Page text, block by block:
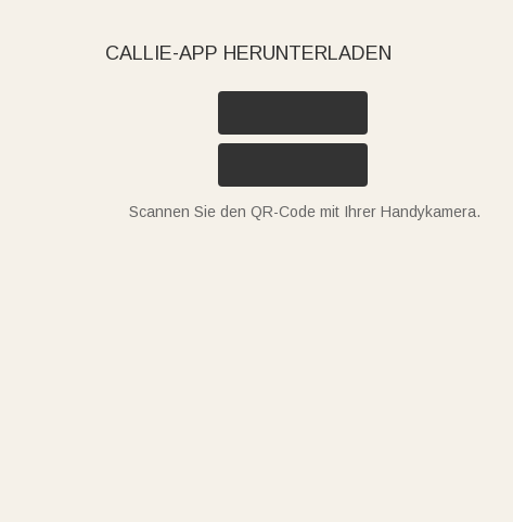
CALLIE-APP HERUNTERLADEN
Scannen Sie den QR-Code mit Ihrer Handykamera.